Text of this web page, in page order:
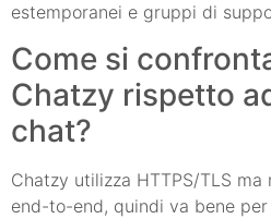
estemporanei e gruppi di
Come si
Chatzy rispetto
chat?
Chatzy utilizza HTTPS/TLS
end-to-end, quindi va bene